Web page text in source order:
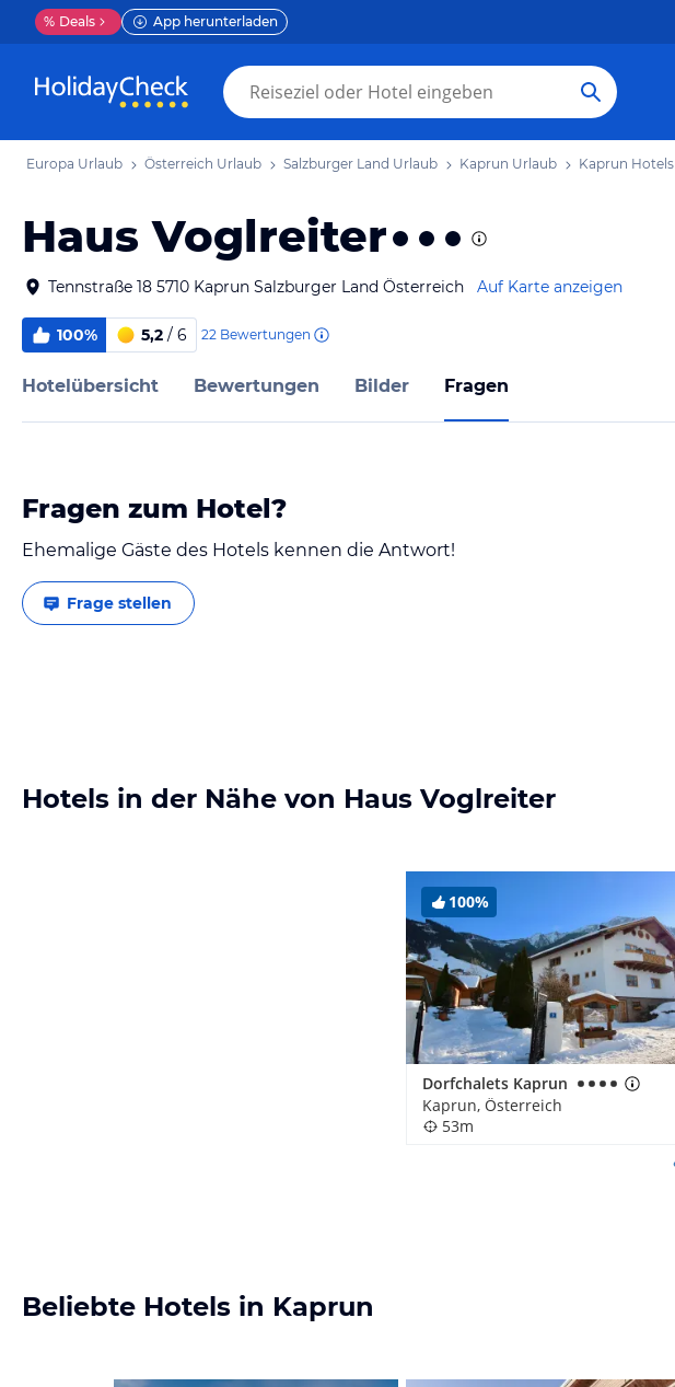
% Deals App herunterladen
Europa Urlaub Österreich Urlaub Salzburger Land Urlaub Kaprun Urlaub Kaprun Hotels
Haus Voglreiter
Tennstraße 18 5710 Kaprun Salzburger Land Österreich Auf Karte anzeigen
100% 5,2 / 6 22 Bewertungen
Hotelübersicht Bewertungen Bilder Fragen
Fragen zum Hotel?
Ehemalige Gäste des Hotels kennen die Antwort!
Frage stellen
Hotels in der Nähe von Haus Voglreiter
100%
Dorfchalets Kaprun
Kaprun, Österreich
53m
Beliebte Hotels in Kaprun